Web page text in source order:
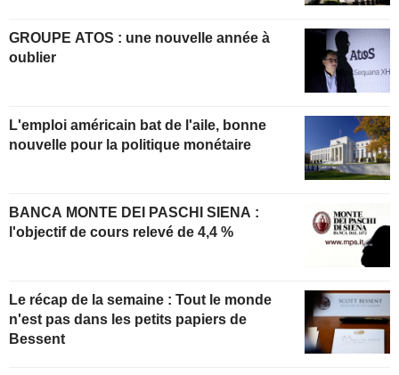
GROUPE ATOS : une nouvelle année à
oublier
L'emploi américain bat de l'aile, bonne
nouvelle pour la politique monétaire
BANCA MONTE DEI PASCHI SIENA :
l'objectif de cours relevé de 4,4 %
Le récap de la semaine : Tout le monde
n'est pas dans les petits papiers de
Bessent